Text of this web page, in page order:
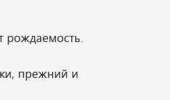
рождаемость.
прежний и